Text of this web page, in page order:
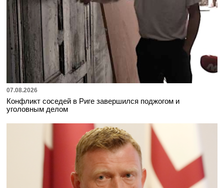
07.08.2026
Конфликт соседей в Риге завершился поджогом и
уголовным делом